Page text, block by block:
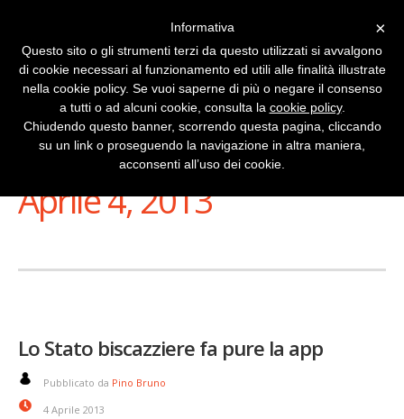
Stai Visualizzando
Aprile 4, 2013
Lo Stato biscazziere fa pure la app
Pubblicato da Pino Bruno
4 Aprile 2013
×
Informativa
Questo sito o gli strumenti terzi da questo utilizzati si avvalgono
di cookie necessari al funzionamento ed utili alle finalità illustrate
nella cookie policy. Se vuoi saperne di più o negare il consenso
a tutti o ad alcuni cookie, consulta la cookie policy.
Chiudendo questo banner, scorrendo questa pagina, cliccando
su un link o proseguendo la navigazione in altra maniera,
acconsenti all’uso dei cookie.